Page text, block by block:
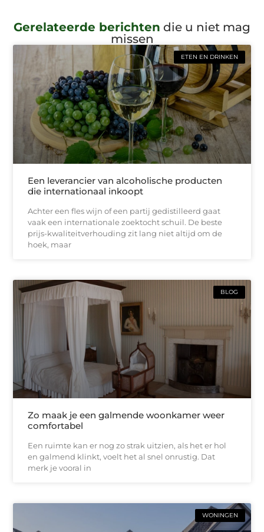
Gerelateerde berichten die u niet mag
missen
ETEN EN DRINKEN
Een leverancier van alcoholische producten
die internationaal inkoopt
Achter een fles wijn of een partij gedistilleerd gaat
vaak een internationale zoektocht schuil. De beste
prijs-kwaliteitverhouding zit lang niet altijd om de
hoek, maar
BLOG
Zo maak je een galmende woonkamer weer
comfortabel
Een ruimte kan er nog zo strak uitzien, als het er hol
en galmend klinkt, voelt het al snel onrustig. Dat
merk je vooral in
WONINGEN